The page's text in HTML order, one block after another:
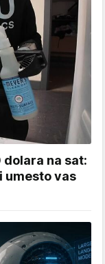
na sat:
umesto vas